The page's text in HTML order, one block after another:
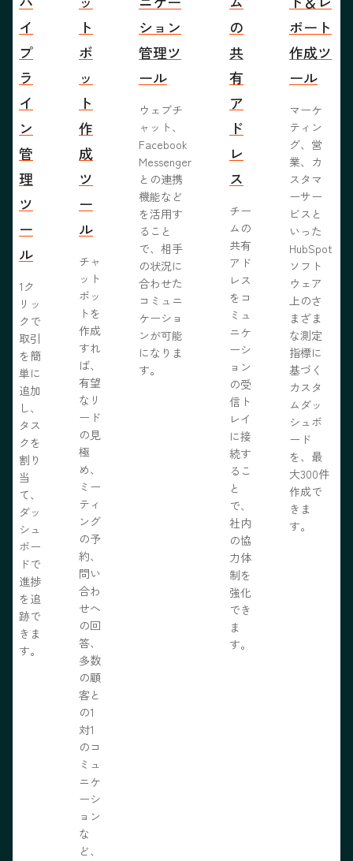
イ
プ
ラ
イ
ン
管
理
ツ
ー
ル
1ク
リッ
クで
取引
を簡
単に
追加
し、
タス
クを
割り
当
て、
ダッ
シュ
ボー
ドで
進捗
を追
跡で
きま
す。
ト
ボ
ッ
ト
作
成
ツ
ー
ル
チャ
ット
ボッ
トを
作成
すれ
ば、
有望
なリ
ード
の見
極
め、
ミー
ティ
ング
の予
約、
問い
合わ
せへ
の回
答、
多数
の顧
客と
の1
対1
のコ
ミュ
ニケ
ーシ
ョン
な
ど、
ション
管理ツ
ール
ウェブチ
ャット、
Facebook
Messenger
との連携
機能など
を活用す
ること
で、相手
の状況に
合わせた
コミュニ
ケーショ
ンが可能
になりま
す。
の
共
有
ア
ド
レ
ス
チー
ムの
共有
アド
レス
をコ
ミュ
ニケ
ーシ
ョン
の受
信ト
レイ
に接
続す
るこ
と
で、
社内
の協
力体
制を
強化
でき
ま
す。
ポート
作成ツ
ール
マーケ
ティン
グ、営
業、カ
スタマ
ーサー
ビスと
いった
HubSpot
ソフト
ウェア
上のさ
まざま
な測定
指標に
基づく
カスタ
ムダッ
シュボ
ード
を、最
大300件
作成で
きま
す。